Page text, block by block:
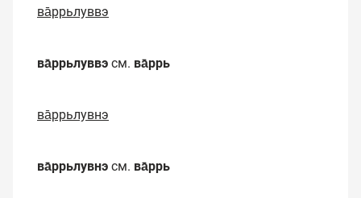
ва̄ррьлуввэ
ва̄ррьлуввэ см. ва̄ррь
ва̄ррьлувнэ
ва̄ррьлувнэ см. ва̄ррь